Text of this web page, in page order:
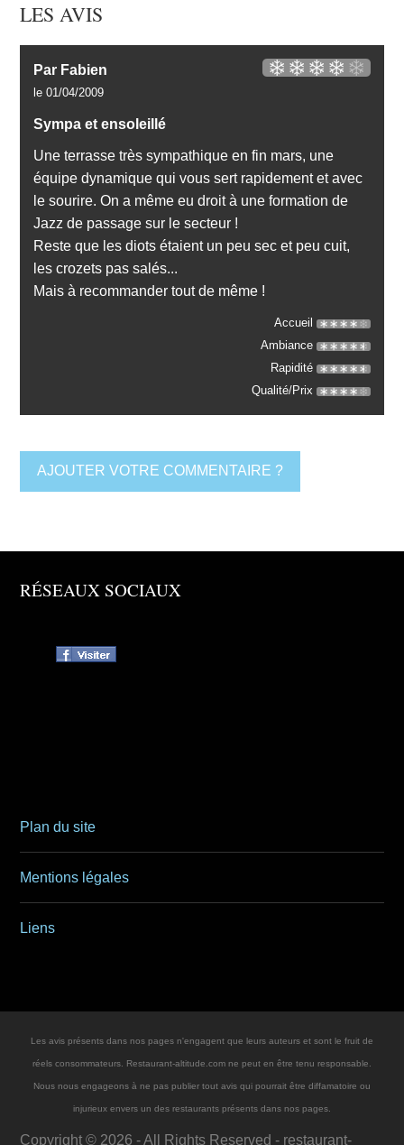
LES AVIS
Par Fabien
le 01/04/2009
Sympa et ensoleillé
Une terrasse très sympathique en fin mars, une
équipe dynamique qui vous sert rapidement et avec
le sourire. On a même eu droit à une formation de
Jazz de passage sur le secteur !
Reste que les diots étaient un peu sec et peu cuit,
les crozets pas salés...
Mais à recommander tout de même !
Accueil
Ambiance
Rapidité
Qualité/Prix
AJOUTER VOTRE COMMENTAIRE ?
RÉSEAUX SOCIAUX
Plan du site
Mentions légales
Liens
Les avis présents dans nos pages n'engagent que leurs auteurs et sont le fruit de
réels consommateurs. Restaurant-altitude.com ne peut en être tenu responsable.
Nous nous engageons à ne pas publier tout avis qui pourrait être diffamatoire ou
injurieux envers un des restaurants présents dans nos pages.
Copyright © 2026 - All Rights Reserved - restaurant-